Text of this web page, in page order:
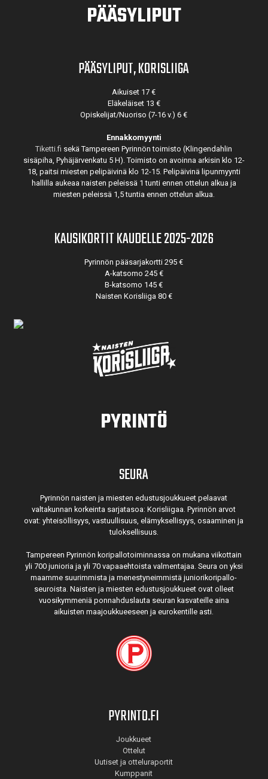
PÄÄSYLIPUT
PÄÄSYLIPUT, KORISLIIGA
Aikuiset 17 €
Eläkeläiset 13 €
Opiskelijat/Nuoriso (7-16 v.) 6 €
Ennakkomyynti
Tiketti.fi sekä Tampereen Pyrinnön toimisto (Klingendahlin
sisäpiha, Pyhäjärvenkatu 5 H). Toimisto on avoinna arkisin klo 12-
18, paitsi miesten pelipäivinä klo 12-15. Pelipäivinä lipunmyynti
hallilla aukeaa naisten peleissä 1 tunti ennen ottelun alkua ja
miesten peleissä 1,5 tuntia ennen ottelun alkua.
KAUSIKORTIT KAUDELLE 2025-2026
Pyrinnön pääsarjakortti 295 €
A-katsomo 245 €
B-katsomo 145 €
Naisten Korisliiga 80 €
PYRINTÖ
SEURA
Pyrinnön naisten ja miesten edustusjoukkueet pelaavat
valtakunnan korkeinta sarjatasoa: Korisliigaa. Pyrinnön arvot
ovat: yhteisöl­lisyys, vastuul­lisuus, elämyk­sellisyys, osaaminen ja
tulok­sellisuus.
Tampereen Pyrinnön kori­pallo­toimin­nassa on mukana viikottain
yli 700 junioria ja yli 70 vapaa­ehtoista valmen­tajaa. Seura on yksi
maamme suurim­mista ja menes­tyneim­mistä juni­ori­kori­pallo­
seuroista. Naisten ja miesten edustus­joukkueet ovat olleet
vuosi­kymmeniä ponnahdus­lauta seuran kasvateille aina
aikuisten maa­joukkueeseen ja euro­kentille asti.
PYRINTO.FI
Joukkueet
Ottelut
Uutiset ja otteluraportit
Kumppanit